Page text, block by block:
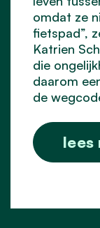
omdat ze
fietspad”,
Katrien
die
daarom
de
lees